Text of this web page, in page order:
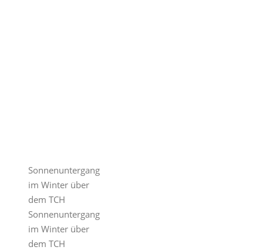
Sonnenuntergang
im Winter über
dem TCH
Sonnenuntergang
im Winter über
dem TCH